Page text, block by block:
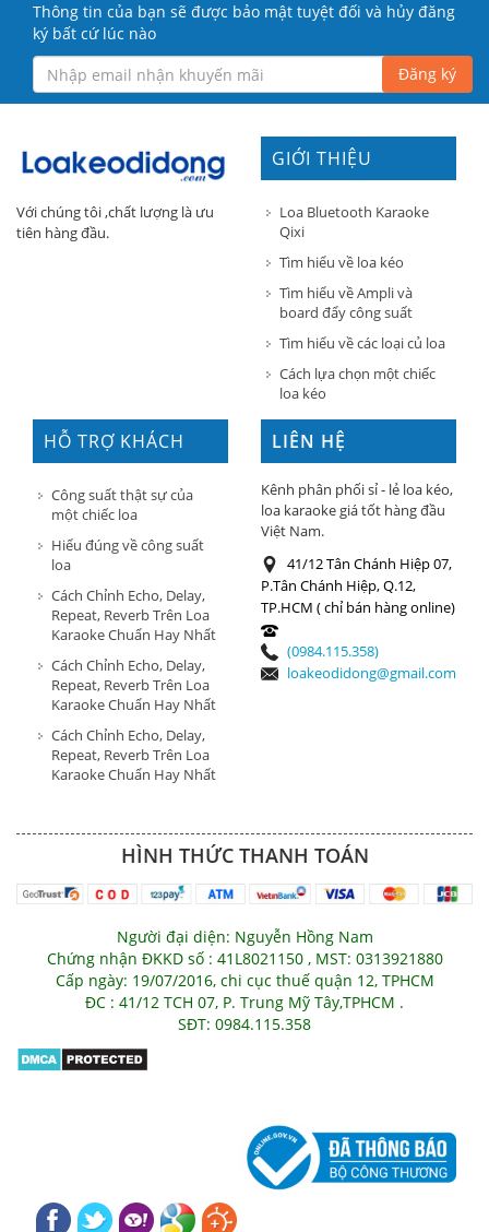
Thông tin của bạn sẽ được bảo mật tuyệt đối và hủy đăng
ký bất cứ lúc nào
Đăng ký
Với chúng tôi ,chất lượng là ưu
tiên hàng đầu.
GIỚI THIỆU
Loa Bluetooth Karaoke
Qixi
Tìm hiểu về loa kéo
Tìm hiểu về Ampli và
board đẩy công suất
Tìm hiểu về các loại củ loa
Cách lựa chọn một chiếc
loa kéo
HỖ TRỢ KHÁCH
HÀNG
Công suất thật sự của
một chiếc loa
Hiểu đúng về công suất
loa
Cách Chỉnh Echo, Delay,
Repeat, Reverb Trên Loa
Karaoke Chuẩn Hay Nhất
Cách Chỉnh Echo, Delay,
Repeat, Reverb Trên Loa
Karaoke Chuẩn Hay Nhất
Cách Chỉnh Echo, Delay,
Repeat, Reverb Trên Loa
Karaoke Chuẩn Hay Nhất
LIÊN HỆ
Kênh phân phối sỉ - lẻ loa kéo,
loa karaoke giá tốt hàng đầu
Việt Nam.
41/12 Tân Chánh Hiệp 07,
P.Tân Chánh Hiệp, Q.12,
TP.HCM ( chỉ bán hàng online)
(0984.115.358)
loakeodidong@gmail.com
HÌNH THỨC THANH TOÁN
Người đại diện: Nguyễn Hồng Nam
Chứng nhận ĐKKD số : 41L8021150 , MST: 0313921880
Cấp ngày: 19/07/2016, chi cục thuế quận 12, TPHCM
ĐC : 41/12 TCH 07, P. Trung Mỹ Tây,TPHCM .
SĐT: 0984.115.358